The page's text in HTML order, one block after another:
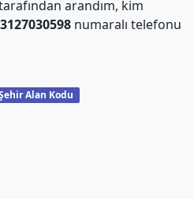
arandım, kim
numaralı telefonu
Alan Kodu